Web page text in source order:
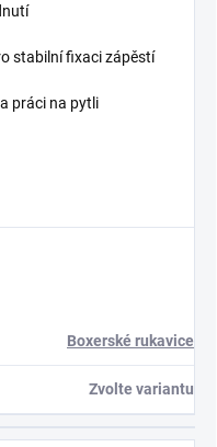
stabilní fixaci zápěstí
práci na pytli
Boxerské rukavice
Zvolte variantu